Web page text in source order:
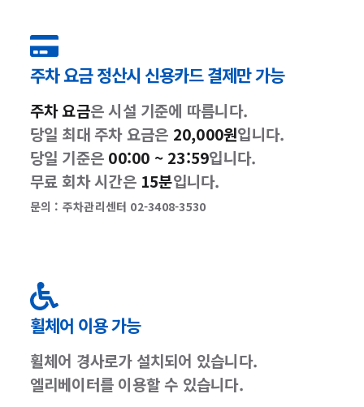
주차 요금 정산시 신용카드 결제만 가능
주차 요금은 시설 기준에 따릅니다.
당일 최대 주차 요금은 20,000원입니다.
당일 기준은 00:00 ~ 23:59입니다.
무료 회차 시간은 15분입니다.
문의 : 주차관리센터 02-3408-3530
휠체어 이용 가능
휠체어 경사로가 설치되어 있습니다.
엘리베이터를 이용할 수 있습니다.